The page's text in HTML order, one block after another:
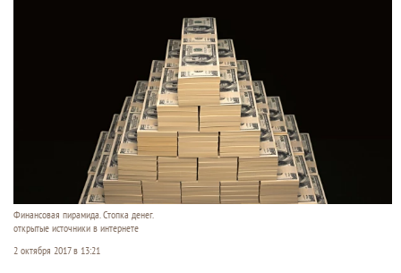
Финансовая пирамида. Стопка денег.
открытые источники в интернете
2 октября 2017 в 13:21